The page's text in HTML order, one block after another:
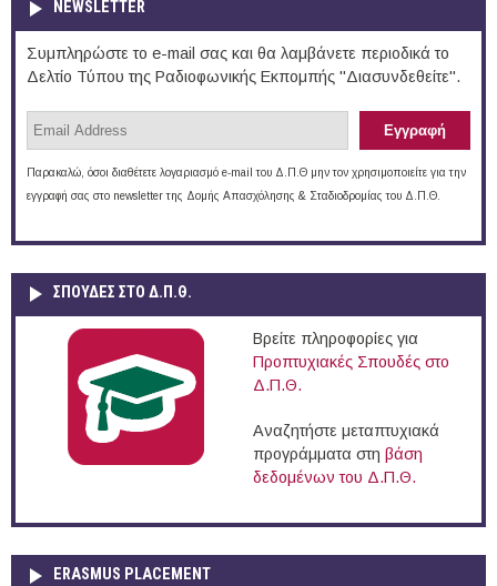
NEWSLETTER
Συμπληρώστε το e-mail σας και θα λαμβάνετε περιοδικά το
Δελτίο Τύπου της Ραδιοφωνικής Εκπομπής "Διασυνδεθείτε".
Παρακαλώ, όσοι διαθέτετε λογαριασμό e-mail του Δ.Π.Θ μην τον χρησιμοποιείτε για την
εγγραφή σας στο newsletter της Δομής Απασχόλησης & Σταδιοδρομίας του Δ.Π.Θ.
ΣΠΟΥΔΈΣ ΣΤΟ Δ.Π.Θ.
Βρείτε πληροφορίες για
Προπτυχιακές Σπουδές στο
Δ.Π.Θ.
Αναζητήστε μεταπτυχιακά
προγράμματα στη βάση
δεδομένων του Δ.Π.Θ.
ERASMUS PLACEMENT